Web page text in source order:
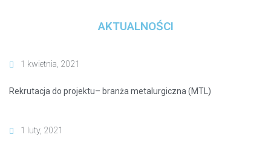
AKTUALNOŚCI
1 kwietnia, 2021
Rekrutacja do projektu– branża metalurgiczna (MTL)
1 luty, 2021